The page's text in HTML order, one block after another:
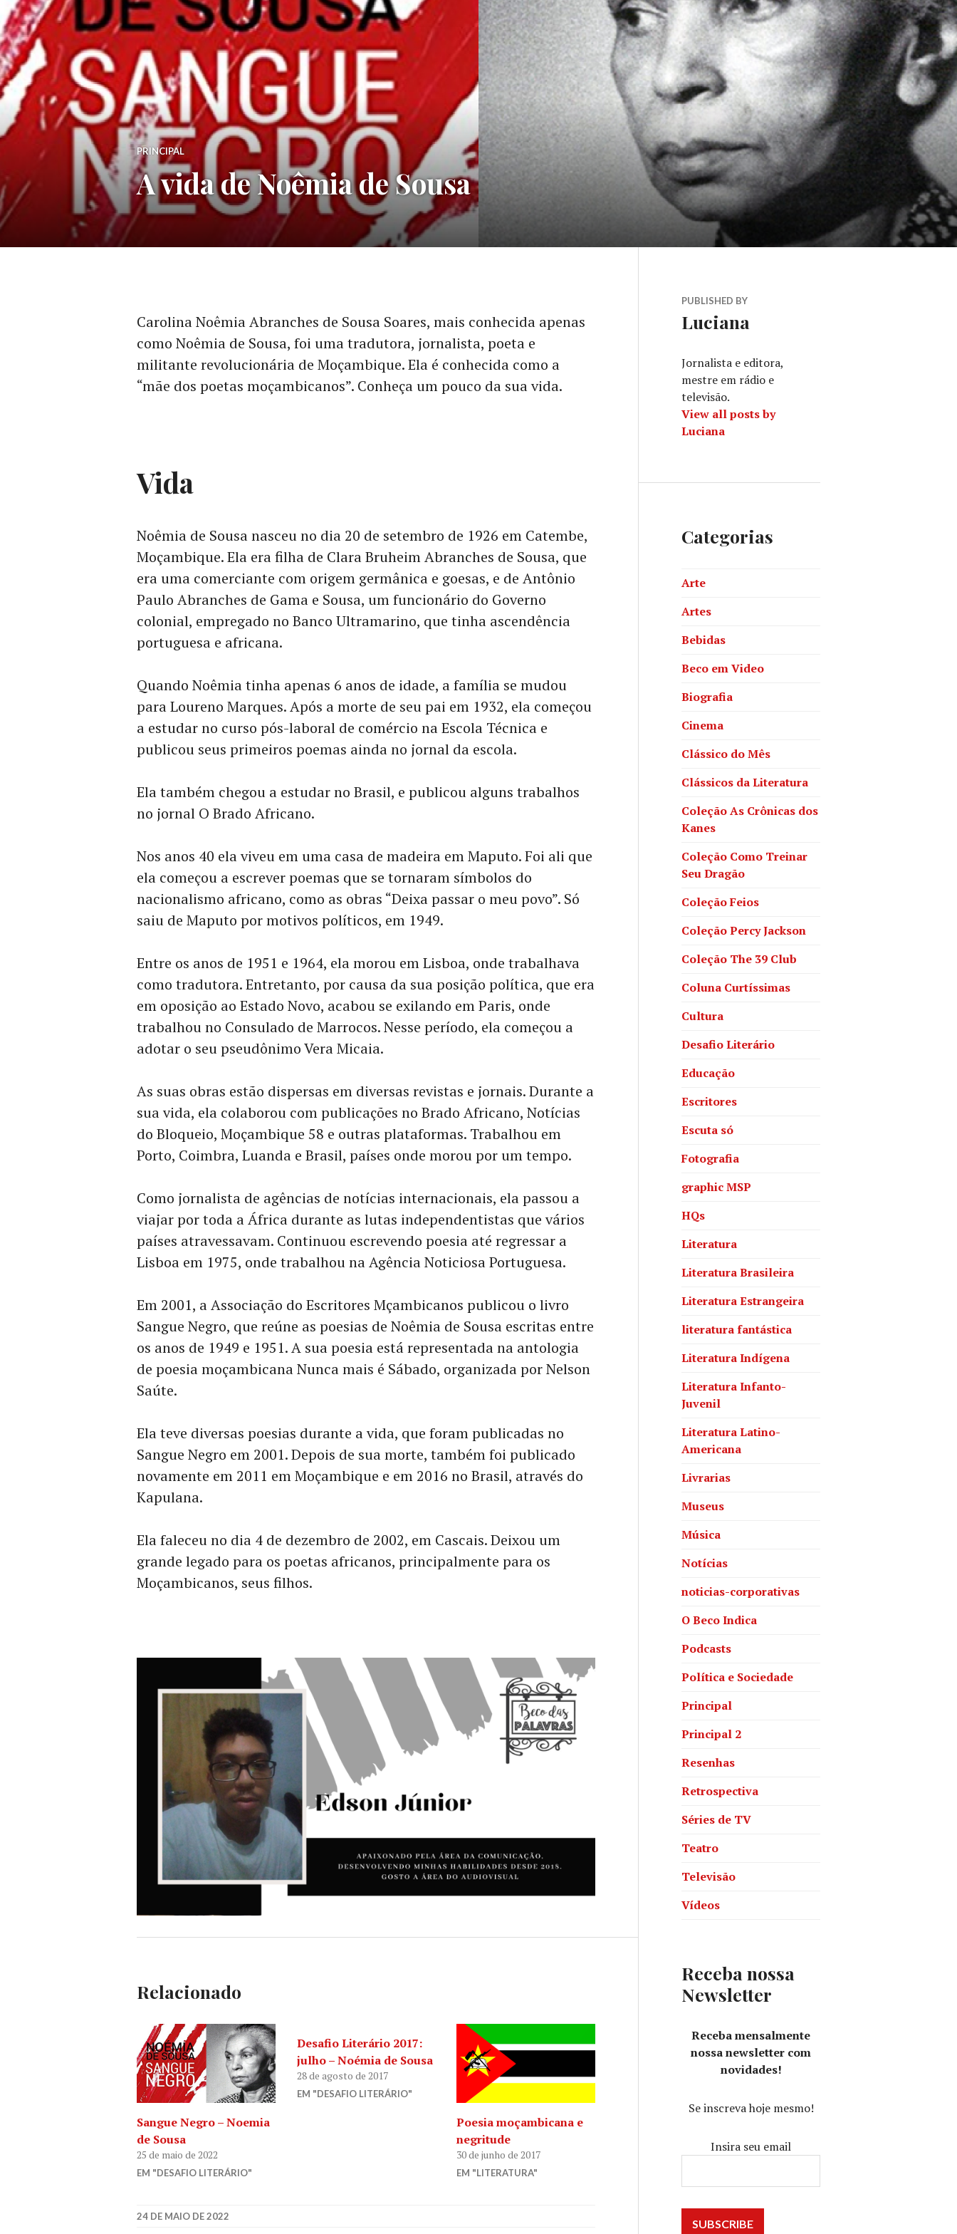
PRINCIPAL
A vida de Noêmia de Sousa
Carolina Noêmia Abranches de Sousa Soares, mais conhecida apenas
como Noêmia de Sousa, foi uma tradutora, jornalista, poeta e
militante revolucionária de Moçambique. Ela é conhecida como a
“mãe dos poetas moçambicanos”. Conheça um pouco da sua vida.
Vida
Noêmia de Sousa nasceu no dia 20 de setembro de 1926 em Catembe,
Moçambique. Ela era filha de Clara Bruheim Abranches de Sousa, que
era uma comerciante com origem germânica e goesas, e de Antônio
Paulo Abranches de Gama e Sousa, um funcionário do Governo
colonial, empregado no Banco Ultramarino, que tinha ascendência
portuguesa e africana.
Quando Noêmia tinha apenas 6 anos de idade, a família se mudou
para Loureno Marques. Após a morte de seu pai em 1932, ela começou
a estudar no curso pós-laboral de comércio na Escola Técnica e
publicou seus primeiros poemas ainda no jornal da escola.
Ela também chegou a estudar no Brasil, e publicou alguns trabalhos
no jornal O Brado Africano.
Nos anos 40 ela viveu em uma casa de madeira em Maputo. Foi ali que
ela começou a escrever poemas que se tornaram símbolos do
nacionalismo africano, como as obras “Deixa passar o meu povo”. Só
saiu de Maputo por motivos políticos, em 1949.
Entre os anos de 1951 e 1964, ela morou em Lisboa, onde trabalhava
como tradutora. Entretanto, por causa da sua posição política, que era
em oposição ao Estado Novo, acabou se exilando em Paris, onde
trabalhou no Consulado de Marrocos. Nesse período, ela começou a
adotar o seu pseudônimo Vera Micaia.
As suas obras estão dispersas em diversas revistas e jornais. Durante a
sua vida, ela colaborou com publicações no Brado Africano, Notícias
do Bloqueio, Moçambique 58 e outras plataformas. Trabalhou em
Porto, Coimbra, Luanda e Brasil, países onde morou por um tempo.
Como jornalista de agências de notícias internacionais, ela passou a
viajar por toda a África durante as lutas independentistas que vários
países atravessavam. Continuou escrevendo poesia até regressar a
Lisboa em 1975, onde trabalhou na Agência Noticiosa Portuguesa.
Em 2001, a Associação do Escritores Mçambicanos publicou o livro
Sangue Negro, que reúne as poesias de Noêmia de Sousa escritas entre
os anos de 1949 e 1951. A sua poesia está representada na antologia
de poesia moçambicana Nunca mais é Sábado, organizada por Nelson
Saúte.
Ela teve diversas poesias durante a vida, que foram publicadas no
Sangue Negro em 2001. Depois de sua morte, também foi publicado
novamente em 2011 em Moçambique e em 2016 no Brasil, através do
Kapulana.
Ela faleceu no dia 4 de dezembro de 2002, em Cascais. Deixou um
grande legado para os poetas africanos, principalmente para os
Moçambicanos, seus filhos.
Relacionado
Sangue Negro – Noemia
de Sousa
25 de maio de 2022
EM "DESAFIO LITERÁRIO"
Desafio Literário 2017:
julho – Noémia de Sousa
28 de agosto de 2017
EM "DESAFIO LITERÁRIO"
Poesia moçambicana e
negritude
30 de junho de 2017
EM "LITERATURA"
24 DE MAIO DE 2022
PUBLISHED BY
Luciana
Jornalista e editora,
mestre em rádio e
televisão.
View all posts by
Luciana
Categorias
Arte
Artes
Bebidas
Beco em Video
Biografia
Cinema
Clássico do Mês
Clássicos da Literatura
Coleção As Crônicas dos
Kanes
Coleção Como Treinar
Seu Dragão
Coleção Feios
Coleção Percy Jackson
Coleção The 39 Club
Coluna Curtíssimas
Cultura
Desafio Literário
Educação
Escritores
Escuta só
Fotografia
graphic MSP
HQs
Literatura
Literatura Brasileira
Literatura Estrangeira
literatura fantástica
Literatura Indígena
Literatura Infanto-
Juvenil
Literatura Latino-
Americana
Livrarias
Museus
Música
Notícias
noticias-corporativas
O Beco Indica
Podcasts
Política e Sociedade
Principal
Principal 2
Resenhas
Retrospectiva
Séries de TV
Teatro
Televisão
Vídeos
Receba nossa
Newsletter
Receba mensalmente
nossa newsletter com
novidades!
Se inscreva hoje mesmo!
Insira seu email